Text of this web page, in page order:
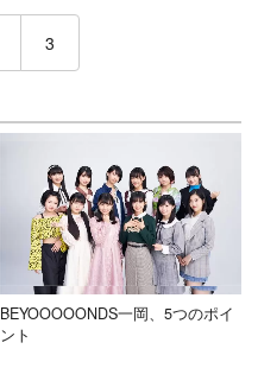
3
BEYOOOOONDS一岡、5つのポイ
ント